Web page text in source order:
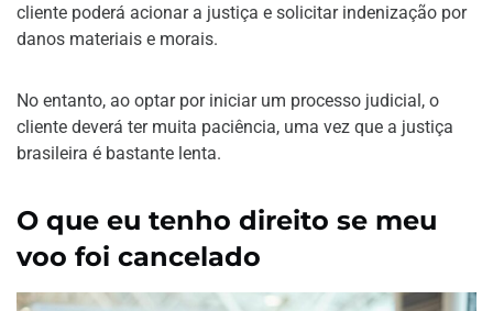
cliente poderá acionar a justiça e solicitar indenização por
danos materiais e morais.
No entanto, ao optar por iniciar um processo judicial, o
cliente deverá ter muita paciência, uma vez que a justiça
brasileira é bastante lenta.
O que eu tenho direito se meu
voo foi cancelado